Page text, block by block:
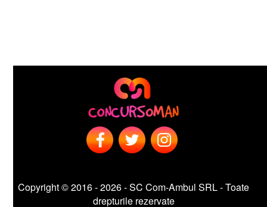
Copyright © 2016 - 2026 - SC Com-Ambul SRL - Toate
drepturile rezervate